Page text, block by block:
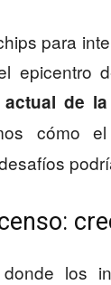
para
epicentro
de
cómo
los